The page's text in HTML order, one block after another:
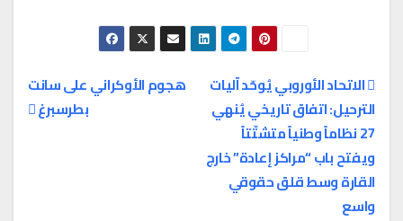
تصفّح
المقالات
هجوم الأوكراني على سانت
بطرسبرغ
الاتحاد الأوروبي يُوحّد آليات
الترحيل: اتفاق تاريخي يُنهي
27 نظاماً وطنياً متشتّتاً
ويفتح باب “مراكز إعادة” خارج
القارة وسط قلق حقوقي
واسع